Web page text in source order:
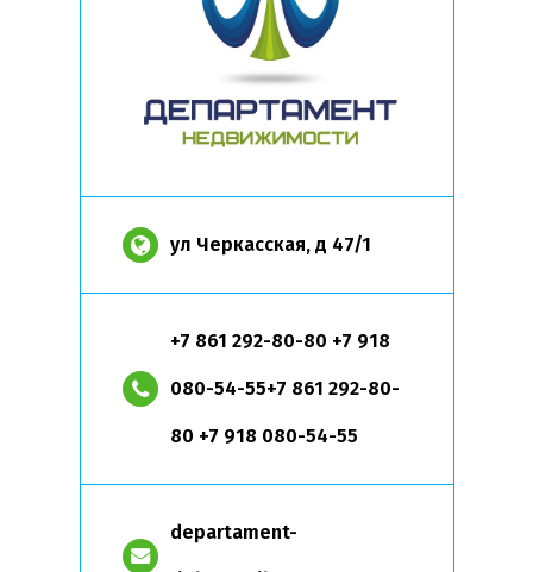
ул Черкасская, д 47/1
+7 861 292-80-80 +7 918
080-54-55+7 861 292-80-
80 +7 918 080-54-55
departament-